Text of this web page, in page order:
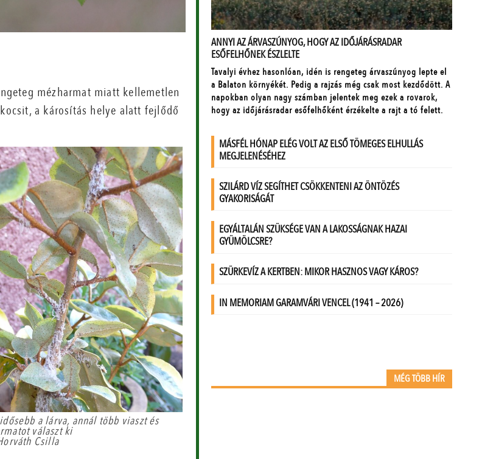
mézharmat miatt kellemetlen
a károsítás helye alatt fejlődő
a lárva, annál több viaszt és
választ ki
Csilla
MÉG TÖBB HÍR